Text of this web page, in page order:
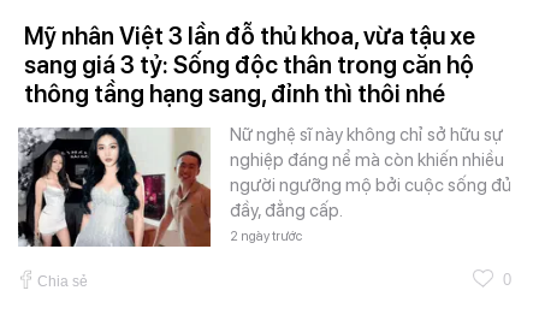
Mỹ nhân Việt 3 lần đỗ thủ khoa, vừa tậu xe
sang giá 3 tỷ: Sống độc thân trong căn hộ
thông tầng hạng sang, đỉnh thì thôi nhé
Nữ nghệ sĩ này không chỉ sở hữu sự
nghiệp đáng nể mà còn khiến nhiều
người ngưỡng mộ bởi cuộc sống đủ
đầy, đẳng cấp.
2 ngày trước
Chia sẻ 0